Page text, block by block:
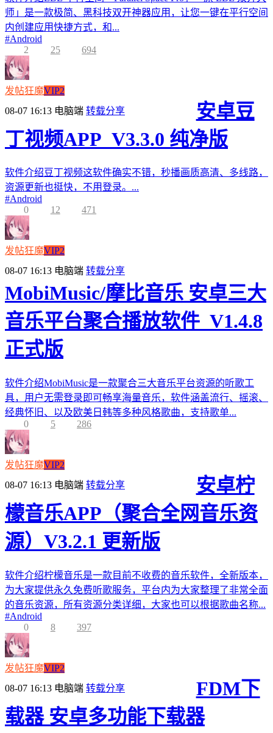
师」是一款极简、黑科技双开神器应用，让您一键在平行空间
内创建应用快捷方式，和...
#Android
2
25 694
发帖狂魔VIP2
08-07 16:13 电脑端 转载分享
安卓豆
丁视频APP_V3.3.0 纯净版
软件介绍豆丁视频这软件确实不错，秒播画质高清、多线路，
资源更新也挺快，不用登录。...
#Android
0
12 471
发帖狂魔VIP2
08-07 16:13 电脑端 转载分享
MobiMusic/摩比音乐 安卓三大
音乐平台聚合播放软件_V1.4.8
正式版
软件介绍MobiMusic是一款聚合三大音乐平台资源的听歌工
具，用户无需登录即可畅享海量音乐，软件涵盖流行、摇滚、
经典怀旧、以及欧美日韩等多种风格歌曲，支持歌单...
0
5 286
发帖狂魔VIP2
08-07 16:13 电脑端 转载分享
安卓柠
檬音乐APP（聚合全网音乐资
源）V3.2.1 更新版
软件介绍柠檬音乐是一款目前不收费的音乐软件，全新版本，
为大家提供永久免费听歌服务，平台内为大家整理了非常全面
的音乐资源，所有资源分类详细，大家也可以根据歌曲名称...
#Android
0
8 397
发帖狂魔VIP2
08-07 16:13 电脑端 转载分享
FDM下
载器 安卓多功能下载器